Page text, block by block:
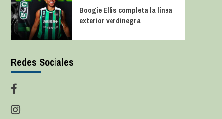
Boogie Ellis completa la línea
exterior verdinegra
Redes Sociales